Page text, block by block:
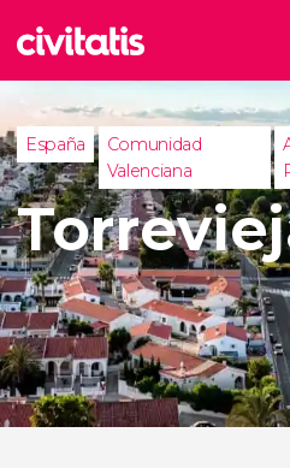
España
Comunidad
Valenciana